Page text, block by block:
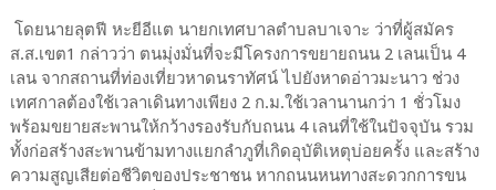
โดยนายลุตฟี หะยีอีแต นายกเทศบาลตำบลบาเจาะ ว่าที่ผู้สมัคร
ส.ส.เขต1 กล่าวว่า ตนมุ่งมั่นที่จะมีโครงการขยายถนน 2 เลนเป็น 4
เลน จากสถานที่ท่องเที่ยวหาดนราทัศน์ ไปยังหาดอ่าวมะนาว ช่วง
เทศกาลต้องใช้เวลาเดินทางเพียง 2 ก.ม.ใช้เวลานานกว่า 1 ชั่วโมง
พร้อมขยายสะพานให้กว้างรองรับกับถนน 4 เลนที่ใช้ในปัจจุบัน รวม
ทั้งก่อสร้างสะพานข้ามทางแยกลำภูที่เกิดอุบัติเหตุบ่อยครั้ง และสร้าง
ความสูญเสียต่อชีวิตของประชาชน หากถนนหนทางสะดวกการขน